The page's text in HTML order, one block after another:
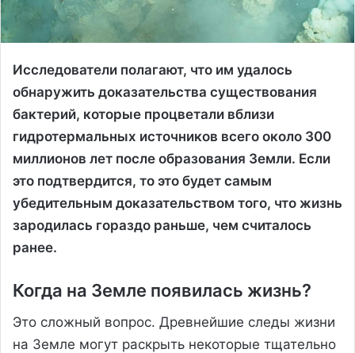
Исследователи полагают, что им удалось
обнаружить доказательства существования
бактерий, которые процветали вблизи
гидротермальных источников всего около 300
миллионов лет после образования Земли. Если
это подтвердится, то это будет самым
убедительным доказательством того, что жизнь
зародилась гораздо раньше, чем считалось
ранее.
Когда на Земле появилась жизнь?
Это сложный вопрос. Древнейшие следы жизни
на Земле могут раскрыть некоторые тщательно